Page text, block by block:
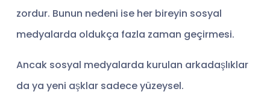
zordur. Bunun nedeni ise her bireyin sosyal
medyalarda oldukça fazla zaman geçirmesi.
Ancak sosyal medyalarda kurulan arkadaşlıklar
da ya yeni aşklar sadece yüzeysel.